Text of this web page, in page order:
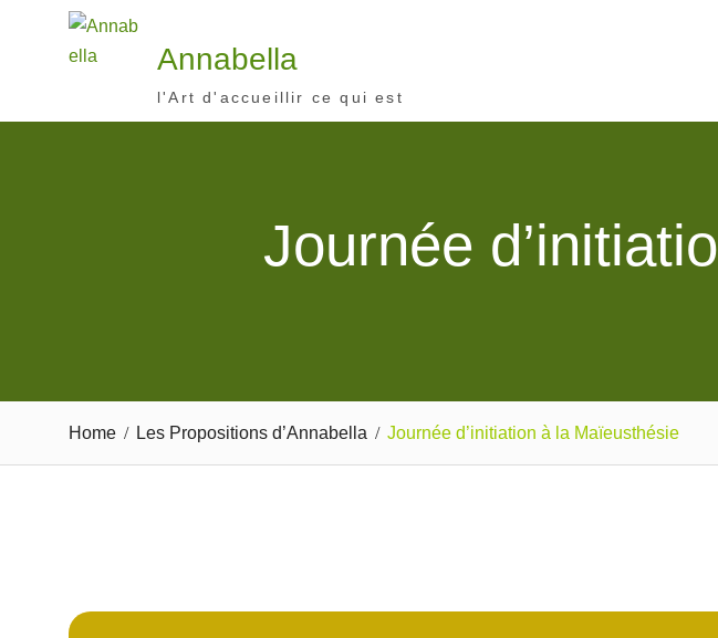
Annabella
l'Art d'accueillir ce qui est
Journée
Home Les Propositions d’Annabella Journée d’initiation à la Maïeusthésie